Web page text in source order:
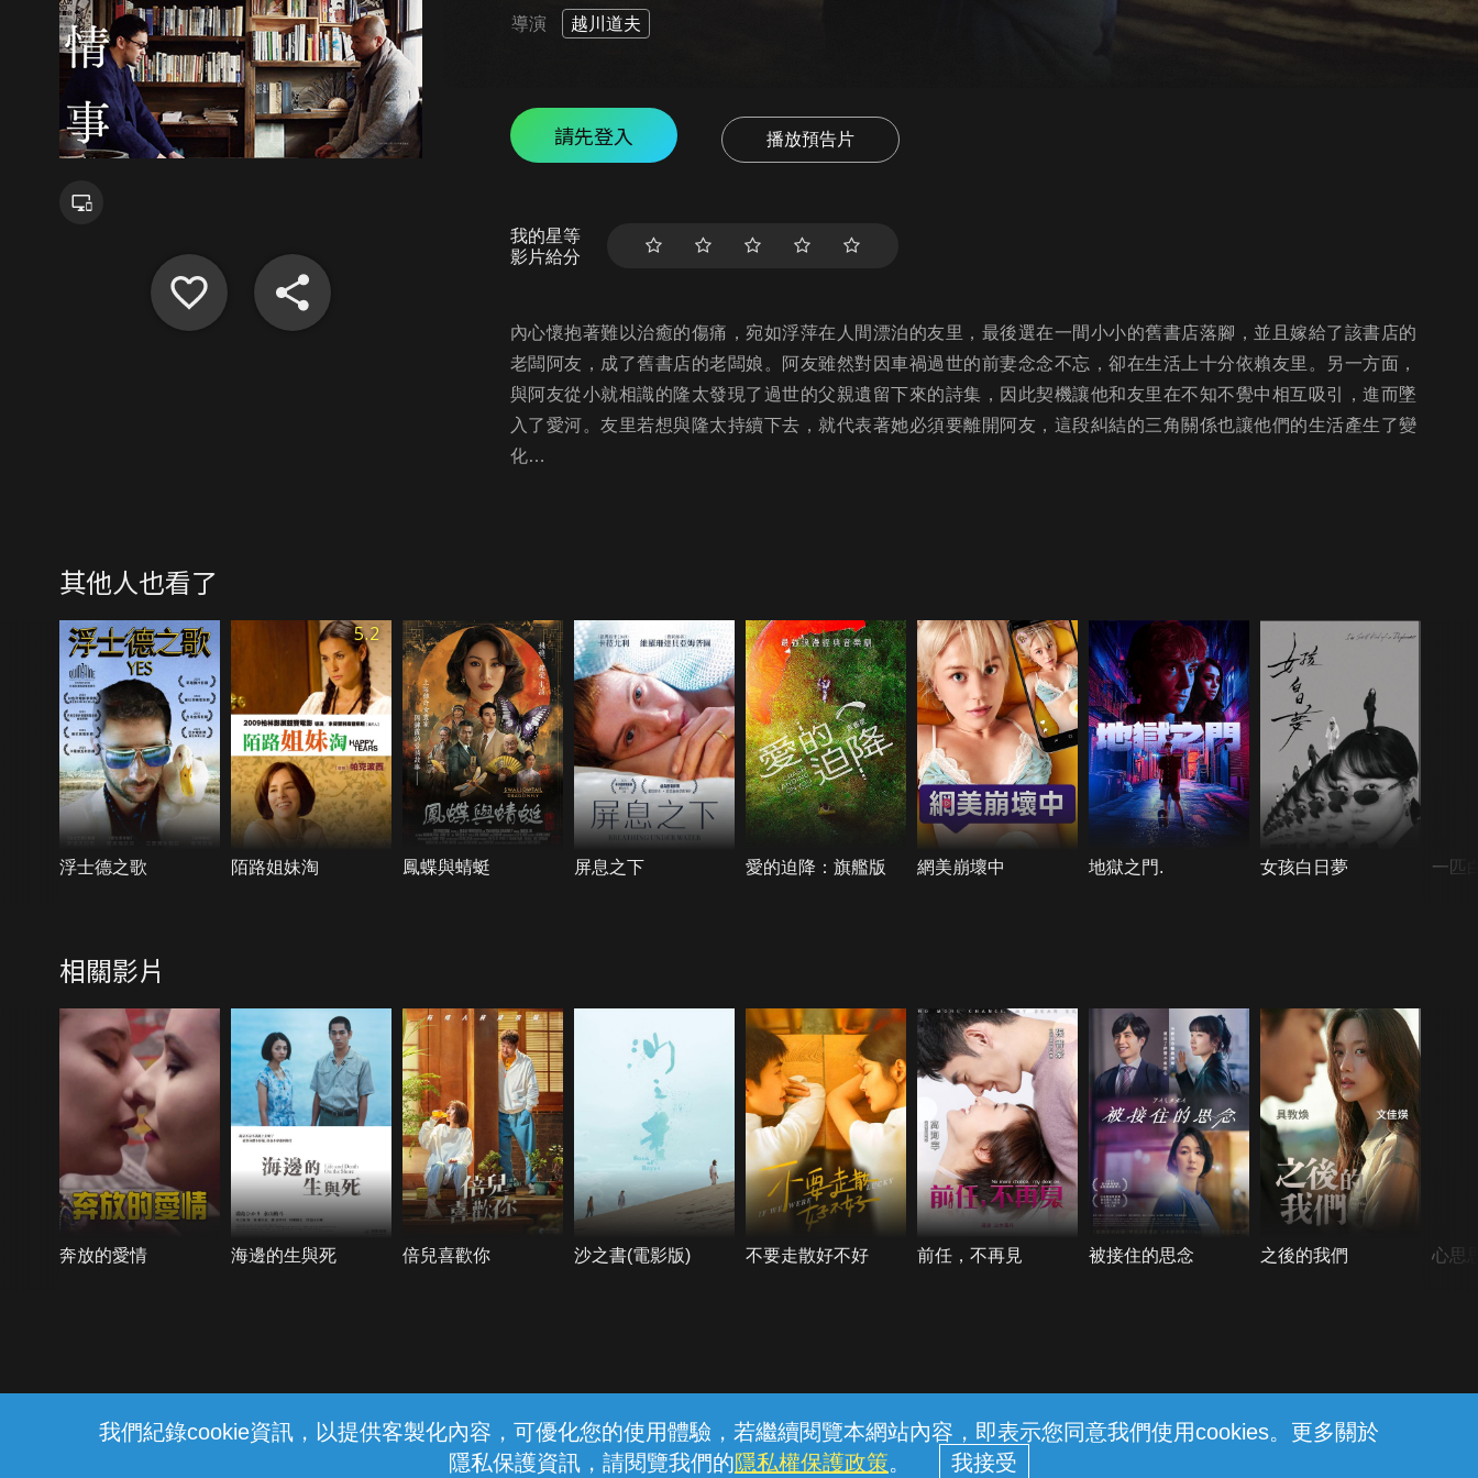
我們紀錄cookie資訊，以提供客製化內容，可優化您的使用體驗，若繼續閱覽本網站內容，即表示您同意我們使用cookies。更多關於
隱私保護資訊，請閱覽我們的隱私權保護政策。
導演 越川道夫
請先登入 播放預告片
我的星等
影片給分
內心懷抱著難以治癒的傷痛，宛如浮萍在人間漂泊的友里，最後選在一間小小的舊書店落腳，並且嫁給了該書店的
老闆阿友，成了舊書店的老闆娘。阿友雖然對因車禍過世的前妻念念不忘，卻在生活上十分依賴友里。另一方面，
與阿友從小就相識的隆太發現了過世的父親遺留下來的詩集，因此契機讓他和友里在不知不覺中相互吸引，進而墜
入了愛河。友里若想與隆太持續下去，就代表著她必須要離開阿友，這段糾結的三角關係也讓他們的生活產生了變
化…
其他人也看了
浮士德之歌
5.2
陌路姐妹淘 鳳蝶與蜻蜓 屏息之下 愛的迫降：旗艦版 網美崩壞中 地獄之門. 女孩白日夢 一匹
相關影片
奔放的愛情 海邊的生與死 倍兒喜歡你 沙之書(電影版) 不要走散好不好 前任，不再見 被接住的思念 之後的我們 心思
線上客服 服務條款 隱私權保護
中華電信股份有限公司個人家庭分公司 (統一編號：96979949) © 2026